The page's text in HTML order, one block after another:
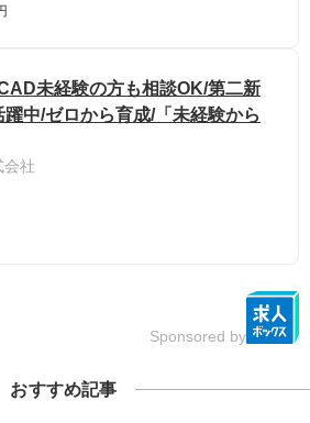
未経験の方も相談OK/第二新
中/ゼロから育成/「未経験から
会社
Sponsored by
おすすめ記事